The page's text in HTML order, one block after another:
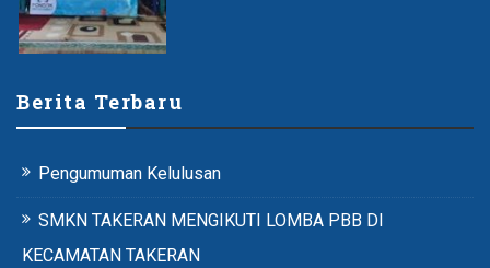
Berita Terbaru
Pengumuman Kelulusan
SMKN TAKERAN MENGIKUTI LOMBA PBB DI
KECAMATAN TAKERAN